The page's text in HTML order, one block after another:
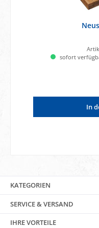
sofort
In
KATEGORIEN
SERVICE & VERSAND
IHRE VORTEILE